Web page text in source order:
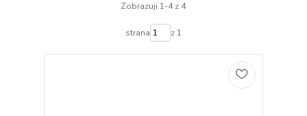
Zobrazuji 1-4 z 4
strana z 1